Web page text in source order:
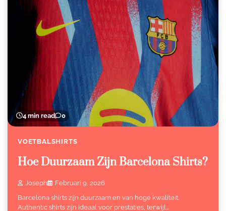
4 min read 0
VOETBALSHIRTS
Hoe Duurzaam Zijn Barcelona Shirts?
Joseph
Februari 9, 2026
Barcelona shirts zijn duurzaam en van hoge kwaliteit.
Authentic shirts zijn ideaal voor prestaties, terwijl…